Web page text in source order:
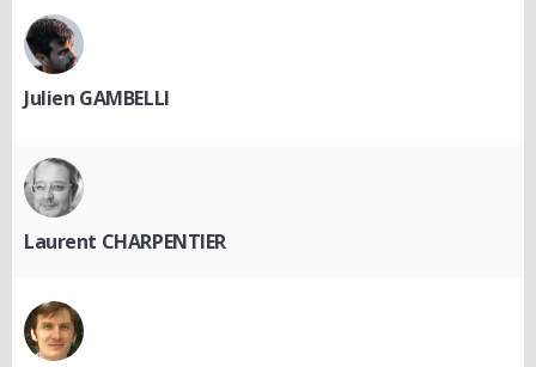
Julien GAMBELLI
Laurent CHARPENTIER